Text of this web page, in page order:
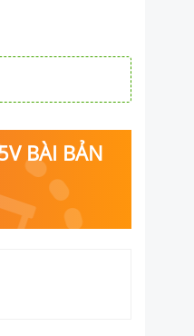
BÀI BẢN